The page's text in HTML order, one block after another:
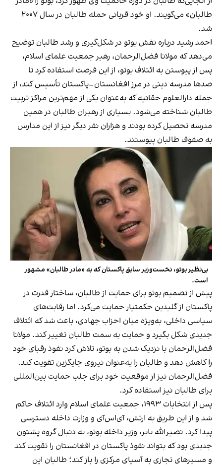
طالبان» می‌گویند. او خود قربانی حمله طالبان در سال ۲۰۰۷
شد.
احمد رشید درباره نقش بوتو در شکل‌گیری و رشد طالبان توضیح
می‌دهد که مولانا فضل‌الرحمان، رهبر جمعیت علمای اسلام،
پس از پیوستن به ائتلاف بوتو، از این فرصت استفاده کرد تا
صدها مدرسه دینی در مرز افغانستان–پاکستان تأسیس کند، از
جمله دارالعلوم حقانیه که به‌عنوان یکی از مهم‌ترین مراکز تربیت
طالبان شناخته می‌شود. بسیاری از رهبران طالبان در همین
مدرسه تحصیل کرده بودند و هزاران نفر دیگر نیز از این مدارس
به صفوف طالبان پیوستند.
بی‌نظیر بوتو، نخست‌وزیر سابق پاکستان که به «مادر طالبان» مشهور
است.
پیش از تصمیم بوتو برای حمایت از طالبان، ساختار قدرت در
پاکستان از گلبدین حکمتیار حمایت می‌کرد. اما رقابت‌های
سیاسی داخلی، به‌ویژه میان احزاب جهادی، باعث شد که ائتلاف
جدیدی شکل بگیرد و حمایت به سمت طالبان تغییر کند. مولانا
فضل‌الرحمان با نزدیک شدن به بوتو، تلاش کرد نفوذ رقبای خود
را کاهش دهد و طالبان را به‌عنوان نیروی جایگزین تقویت کند.
فضل‌الرحمان نیز از موقعیت خود برای جلب حمایت بین‌المللی
برای طالبان نیز استفاده کرد.
پس از انتخابات ۱۹۹۳، جمعیت علمای اسلام وارد ائتلاف حاکم
شد و از این طریق به ارتش، آی‌اس‌آی و وزارت داخله دسترسی
پیدا کرد. نصیرالله بابر، وزیر داخله بوتو، به دنبال گروه پشتون
جدیدی بود که بتواند نفوذ پاکستان در افغانستان را تقویت کند
و مسیرهای تجاری به آسیای مرکزی را باز کند؛ طالبان این